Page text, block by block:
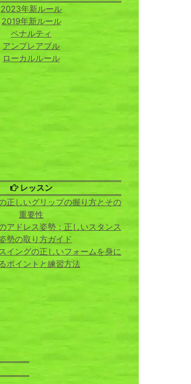
2023年新ルール
2019年新ルール
ペナルティ
アンプレアブル
ローカルルール
レッスン
正しいグリップの握り方とその
重要性
アドレス姿勢：正しいスタンス
勢の取り方ガイド
イングの正しいフォームを身に
ポイントと練習方法